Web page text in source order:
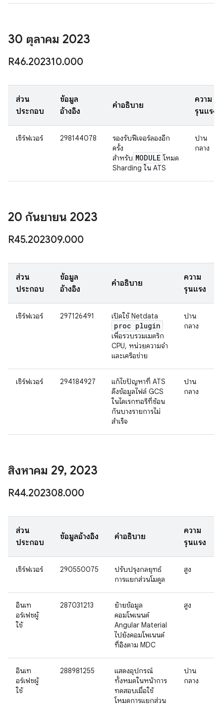
30 ตุลาคม 2023
R46.202310.000
ส่วน
ประกอบ
ข้อมูล
อ้างอิง
คำอธิบาย
ความ
รุนแรง
เซิร์ฟเวอร์ 298144078
รองรับฟีเจอร์ลองอีก
ครั้ง
สำหรับ MODULE โหมด
Sharding ใน ATS
ปาน
กลาง
20 กันยายน 2023
R45.202309.000
ส่วน
ประกอบ
ข้อมูล
อ้างอิง
คำอธิบาย
ความ
รุนแรง
เซิร์ฟเวอร์ 297126491 เปิดใช้ Netdata
proc plugin
เพื่อรวบรวมเมตริก
CPU, หน่วยความจำ
และเครือข่าย
ปาน
กลาง
เซิร์ฟเวอร์ 294184927
แก้ไขปัญหาที่ ATS
ดึงข้อมูลไฟล์ GCS
ในไดเรกทอรีที่ซ้อน
กันบางรายการไม่
สำเร็จ
ปาน
กลาง
สิงหาคม 29, 2023
R44.202308.000
ส่วน
ประกอบ
ข้อมูลอ้างอิง คำอธิบาย
ความ
รุนแรง
เซิร์ฟเวอร์ 290550075
ปรับปรุงกลยุทธ์
การแยกส่วนโมดูล
สูง
อินเท
อร์เฟซผู้
ใช้
287031213
ย้ายข้อมูล
คอมโพเนนต์
Angular Material
ไปยังคอมโพเนนต์
ที่อิงตาม MDC
สูง
อินเท
อร์เฟซผู้
ใช้
288981255
แสดงอุปกรณ์
ทั้งหมดในหน้าการ
ทดสอบเมื่อใช้
โหมดการแยกส่วน
ปาน
กลาง